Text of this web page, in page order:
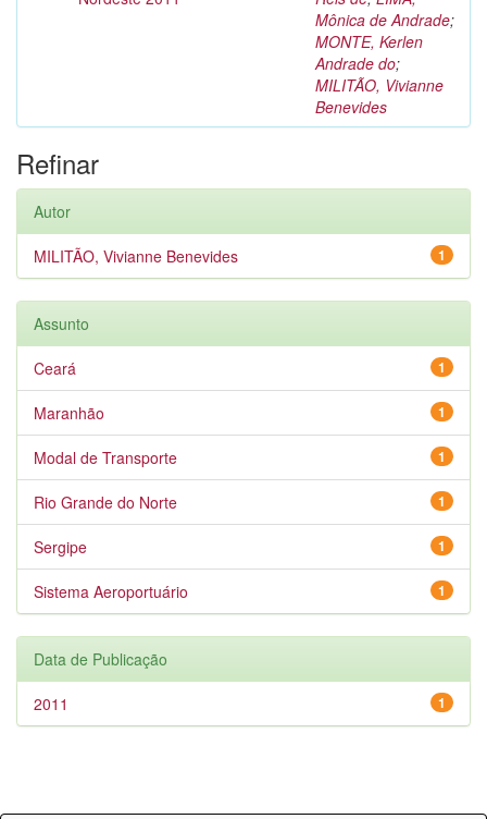
Mônica de Andrade;
MONTE, Kerlen
Andrade do;
MILITÃO, Vivianne
Benevides
Refinar
Autor
1
MILITÃO, Vivianne Benevides
Assunto
1
Ceará
1
Maranhão
1
Modal de Transporte
1
Rio Grande do Norte
1
Sergipe
1
Sistema Aeroportuário
Data de Publicação
1
2011